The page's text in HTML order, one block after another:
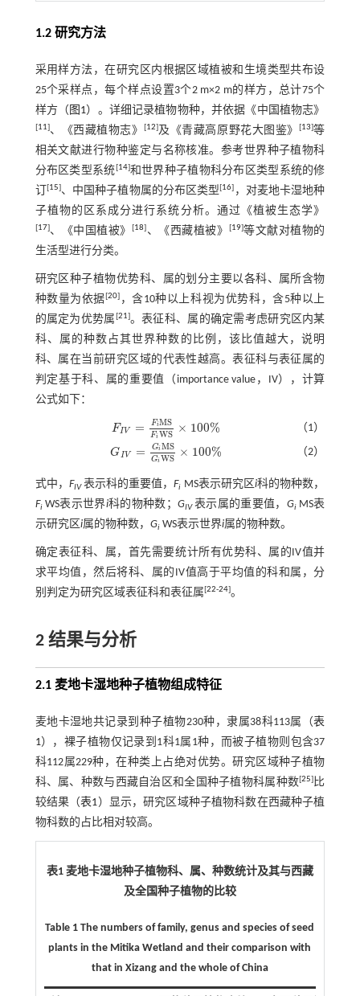
1.2 研究方法
采用样方法，在研究区内根据区域植被和生境类型共布设
25个采样点，每个样点设置3个2 m×2 m的样方，总计75个
样方（ 图1）。详细记录植物物种，并依据《中国植物志》
[11]、《西藏植物志》 [12]及《青藏高原野花大图鉴》 [13]等
相关文献进行物种鉴定与名称核准。参考世界种子植物科
分布区类型系统[14]和世界种子植物科分布区类型系统的修
订 [15]、中国种子植物属的分布区类型[16] ，对麦地卡湿地种
子植物的区系成分进行系统分析。通过《植被生态学》
[17]、《中国植被》[18] 、《西藏植被》 [19]等文献对植物的
生活型进行分类。
研究区种子植物优势科、属的划分主要以各科、属所含物
种数量为依据[20] ，含10种以上科视为优势科，含5种以上
的属定为优势属 [21]。表征科、属的确定需考虑研究区内某
科、属的种数占其世界种数的比例，该比值越大，说明
科、属在当前研究区域的代表性越高。表征科与表征属的
判定基于科、属的重要值（importance value，IV），计算
公式如下：
FI V = FiMS
FiWS × 100%
FIV= FiM SFiWS ×100% （1）
G I V = GiMS
GiWS × 100%
GIV= GiMSGiW S×100% （2）
式中， FIV表示科的重要值，Fi MS表示研究区i科的物种数，
FiWS表示世界i科的物种数； GIV表示属的重要值， GiMS表
示研究区i属的物种数， GiWS表示世界i属的物种数。
确定表征科、属，首先需要统计所有优势科、属的IV值并
求平均值，然后将科、属的IV值高于平均值的科和属，分
别判定为研究区域表征科和表征属[22-24]。
2 结果与分析
2.1 麦地卡湿地种子植物组成特征
麦地卡湿地共记录到种子植物230种，隶属38科113属（表
1），裸子植物仅记录到1科1属1种，而被子植物则包含37
科112属229种，在种类上占绝对优势。研究区域种子植物
科、属、种数与西藏自治区和全国种子植物科属种数[25]比
较结果（表1）显示，研究区域种子植物科数在西藏种子植
物科数的占比相对较高。
表1 麦地卡湿地种子植物科、属、种数统计及其与西藏
及全国种子植物的比较
Table 1 The numbers of family, genus and species of seed
plants in the Mitika Wetland and their comparison with
that in Xizang and the whole of China​